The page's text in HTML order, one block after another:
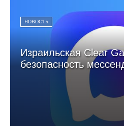
НОВОСТЬ
Израильская Clear
безопасность